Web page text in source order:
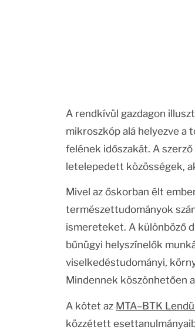
A rendkívül gazdagon
mikroszkóp alá helyezve a
felének időszakát. A
letelepedett közösségek,
Mivel az őskorban élt
természettudományok
ismereteket. A különböző
bűnügyi helyszínelők
viselkedéstudományi,
Mindennek köszönhetően
A kötet az MTA–BTK
közzétett